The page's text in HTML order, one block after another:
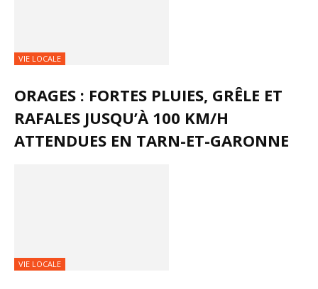
VIE LOCALE
ORAGES : FORTES PLUIES, GRÊLE ET
RAFALES JUSQU’À 100 KM/H
ATTENDUES EN TARN-ET-GARONNE
VIE LOCALE